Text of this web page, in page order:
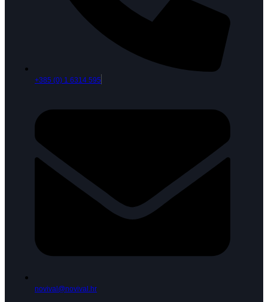
+385 (0) 1 6314 595
novival@novival.hr